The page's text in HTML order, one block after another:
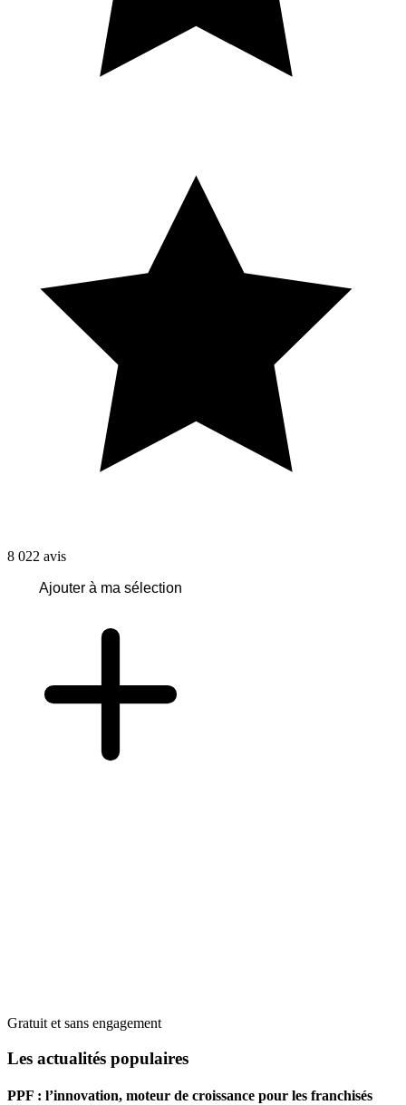
8 022 avis
Ajouter à ma sélection
Gratuit et sans engagement
Les actualités populaires
PPF : l’innovation, moteur de croissance pour les franchisés